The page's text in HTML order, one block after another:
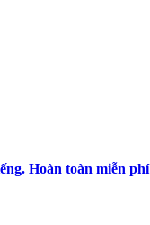
Hoàn toàn miễn phí